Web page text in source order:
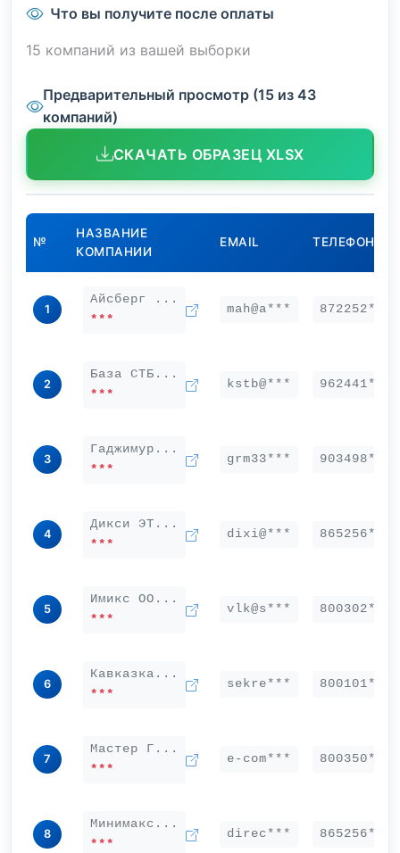
Что вы получите после оплаты
15 компаний из вашей выборки
Предварительный просмотр (15 из 43
компаний)
СКАЧАТЬ ОБРАЗЕЦ XLSX
№
НАЗВАНИЕ
КОМПАНИИ
EMAIL ТЕЛЕФОН
1
Айсберг ...
***
mah@a*** 872252***
2
База СТБ...
***
kstb@*** 962441***
3
Гаджимур...
***
grm33*** 903498***
4
Дикси ЭТ...
***
dixi@*** 865256***
5
Имикс ОО...
***
vlk@s*** 800302***
6
Кавказка...
***
sekre*** 800101***
7
Мастер Г...
***
e-com*** 800350***
8
Минимакс...
***
direc*** 865256***